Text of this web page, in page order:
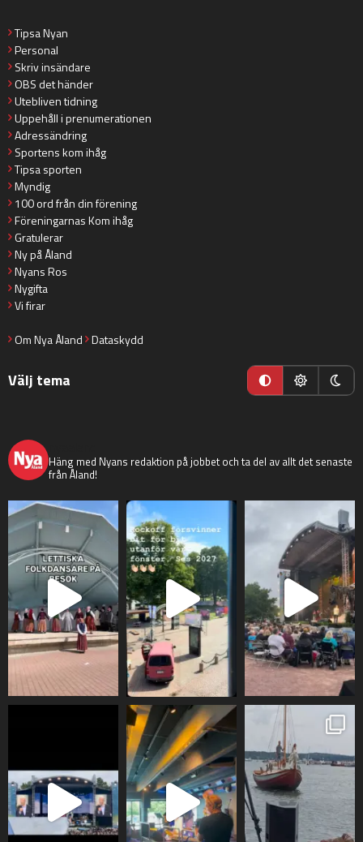
Tipsa Nyan
Personal
Skriv insändare
OBS det händer
Utebliven tidning
Uppehåll i prenumerationen
Adressändring
Sportens kom ihåg
Tipsa sporten
Myndig
100 ord från din förening
Föreningarnas Kom ihåg
Gratulerar
Ny på Åland
Nyans Ros
Nygifta
Vi firar
Om Nya Åland Dataskydd
Välj tema
Häng med Nyans redaktion på jobbet och ta del av allt det senaste
från Åland!